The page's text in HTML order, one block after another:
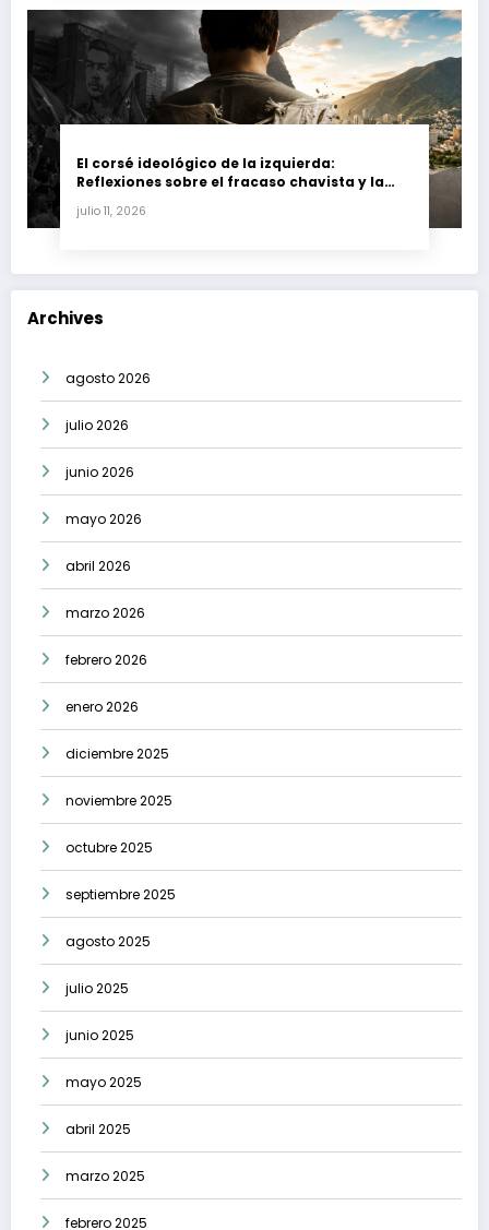
El corsé ideológico de la izquierda:
Reflexiones sobre el fracaso chavista y la
julio 11, 2026
Archives
agosto 2026
julio 2026
junio 2026
mayo 2026
abril 2026
marzo 2026
febrero 2026
enero 2026
diciembre 2025
noviembre 2025
octubre 2025
septiembre 2025
agosto 2025
julio 2025
junio 2025
mayo 2025
abril 2025
marzo 2025
febrero 2025